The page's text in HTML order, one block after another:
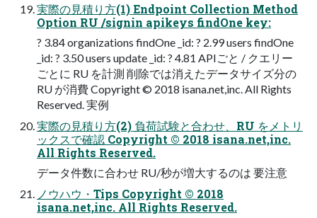
実際の⾒積り⽅(1) Endpoint Collection Method
Option RU /signin apikeys findOne key:
? 3.84 organizations findOne _id: ? 2.99 users findOne
_id: ? 3.50 users update _id: ? 4.81 APIごと / クエリー
ごとに RU を計測 削除では消えたデータサイズ分の
RU が消費 Copyright © 2018 isana.net,inc. All Rights
Reserved. 実例
実際の⾒積り⽅(2) 負荷試験と合わせ、RU をメトリ
ックスで確認 Copyright © 2018 isana.net,inc.
All Rights Reserved.
データ件数に合わせ RU/秒が増⼤するのは 要注意
ノウハウ・Tips Copyright © 2018
isana.net,inc. All Rights Reserved.